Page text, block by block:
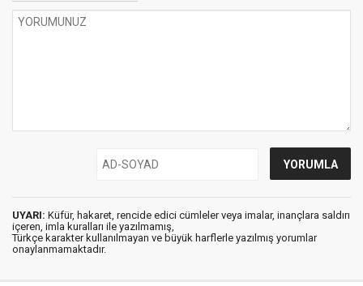
UYARI: Küfür, hakaret, rencide edici cümleler veya imalar, inançlara saldırı
içeren, imla kuralları ile yazılmamış,
Türkçe karakter kullanılmayan ve büyük harflerle yazılmış yorumlar
onaylanmamaktadır.